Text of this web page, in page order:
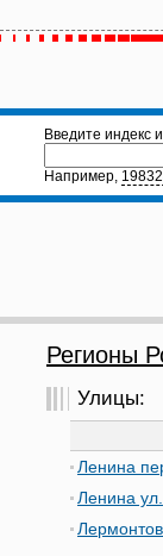
Введите индекс
Например,
Регионы
Улицы:
Ленина
Ленина ул.